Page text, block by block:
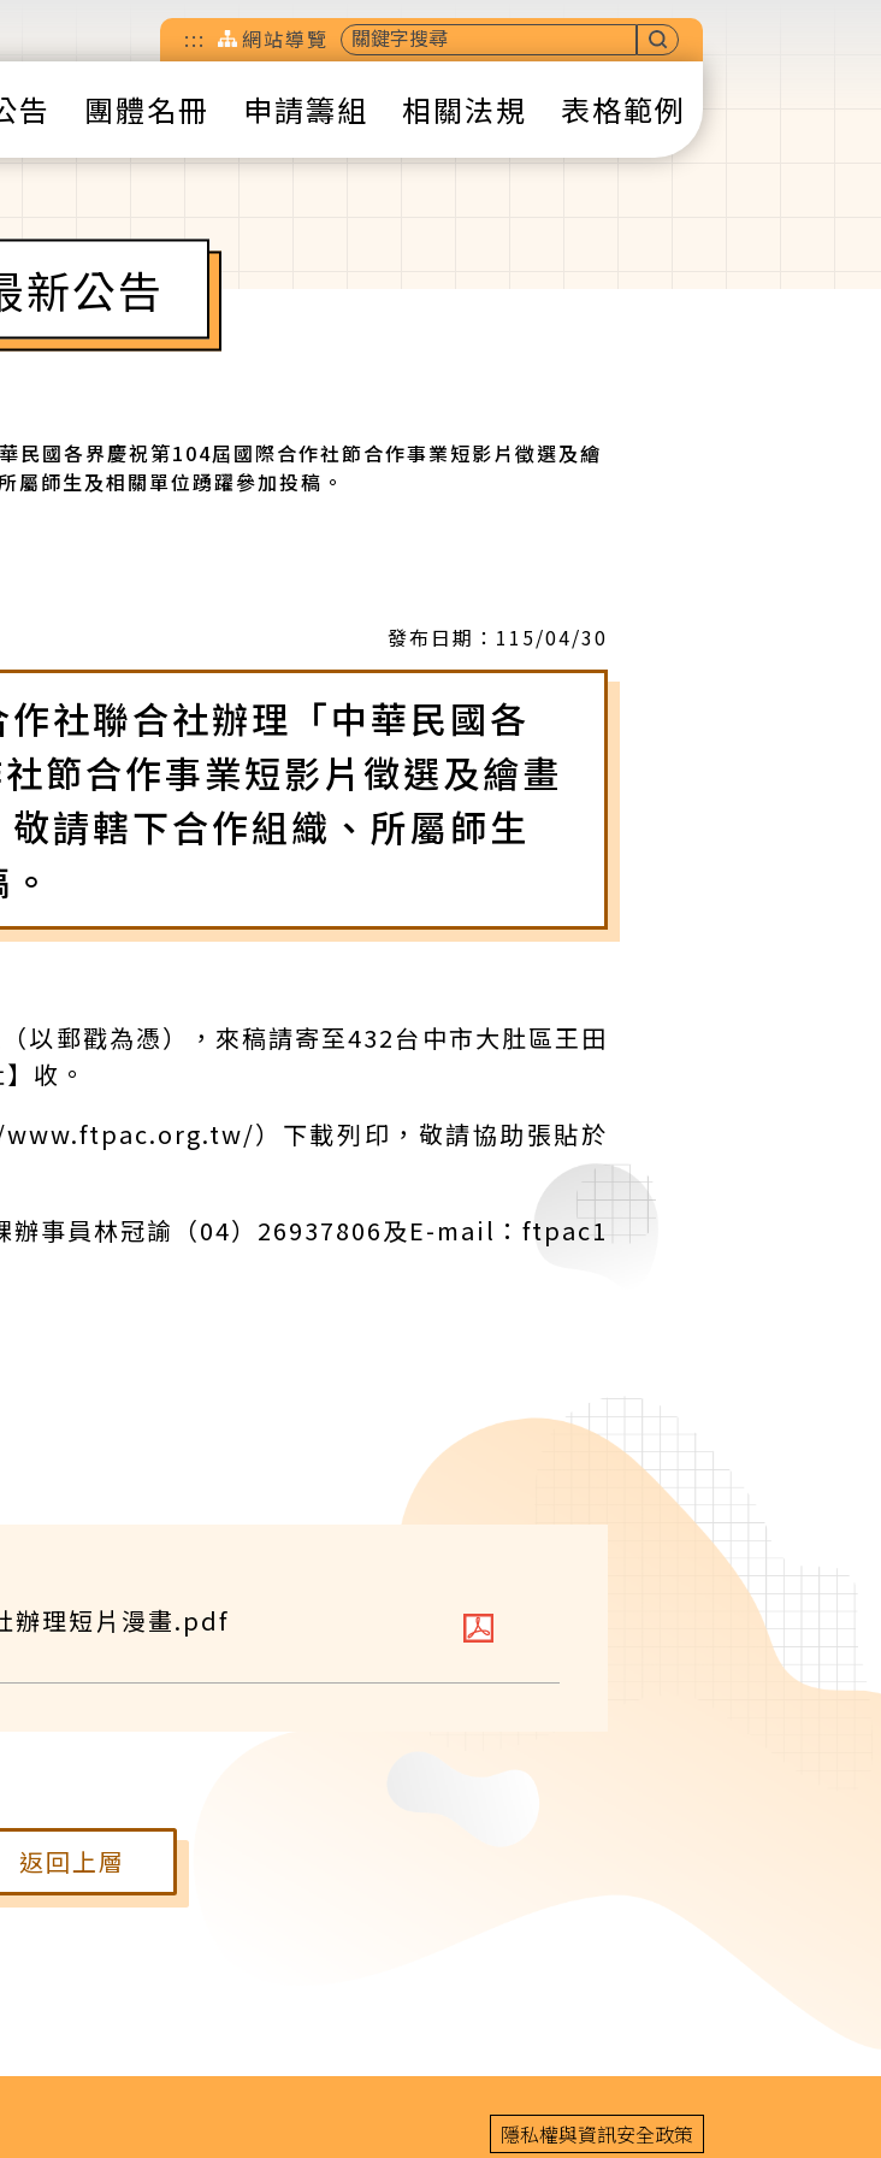
::: 網站導覽
告 團體名冊 申請籌組 相關法規 表格範例
新公告
民國各界慶祝第104屆國際合作社節合作事業短影片徵選及繪
屬師生及相關單位踴躍參加投稿。
發布日期： 115/04/30
社聯合社辦理「中華民國各
節合作事業短影片徵選及繪畫
敬請轄下合作組織、所屬師生
以郵戳為憑），來稿請寄至432台中市大肚區王田
收。
）下載列印，敬請協助張貼於
辦事員林冠諭（04）26937806及E-mail：ftpac1
辦理短片漫畫.pdf
返回上層
隱私權與資訊安全政策